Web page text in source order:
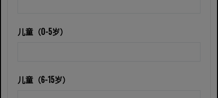
儿童（0-5岁）
儿童（6-15岁）